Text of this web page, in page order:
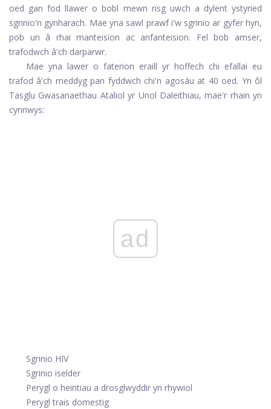
oed gan fod llawer o bobl mewn risg uwch a dylent ystyried
sgrinio'n gynharach. Mae yna sawl prawf i'w sgrinio ar gyfer hyn,
pob un â rhai manteision ac anfanteision. Fel bob amser,
trafodwch â'ch darparwr.
Mae yna lawer o faterion eraill yr hoffech chi efallai eu
trafod â'ch meddyg pan fyddwch chi'n agosáu at 40 oed. Yn ôl
Tasglu Gwasanaethau Ataliol yr Unol Daleithiau, mae'r rhain yn
cynnwys:
ad
Sgrinio HIV
Sgrinio iselder
Perygl o heintiau a drosglwyddir yn rhywiol
Perygl trais domestig